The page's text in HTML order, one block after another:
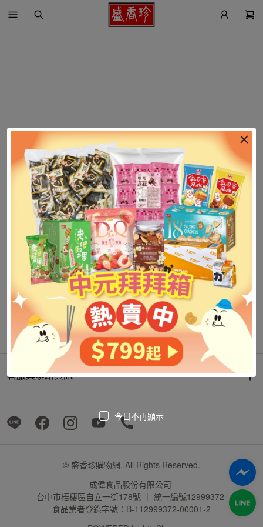
找不到這個商品
客服與聯絡資訊
© 盛香珍購物網, All Rights Reserved.
成偉食品股份有限公司
台中市梧棲區自立一街178號 ｜ 統一編號12999372
食品業者登錄字號：B-112999372-00001-2
今日不再顯示